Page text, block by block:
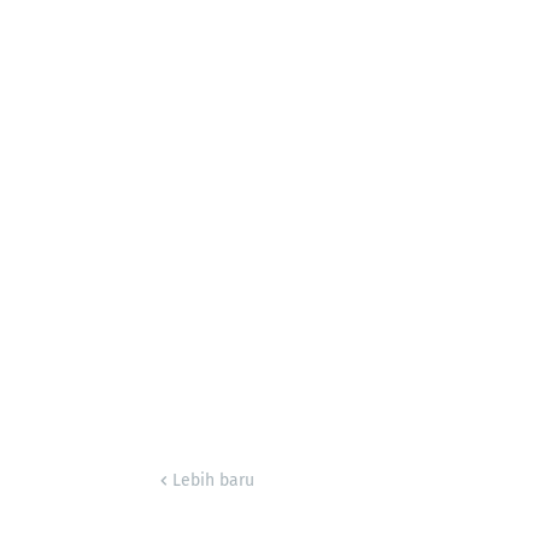
Lebih baru